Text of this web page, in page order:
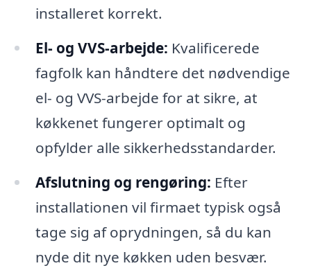
installeret korrekt.
El- og VVS-arbejde: Kvalificerede
fagfolk kan håndtere det nødvendige
el- og VVS-arbejde for at sikre, at
køkkenet fungerer optimalt og
opfylder alle sikkerhedsstandarder.
Afslutning og rengøring: Efter
installationen vil firmaet typisk også
tage sig af oprydningen, så du kan
nyde dit nye køkken uden besvær.